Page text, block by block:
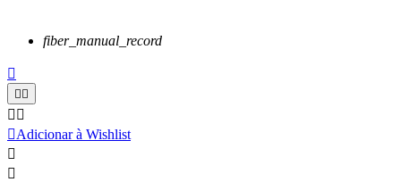
fiber_manual_record


 
Adicionar à Wishlist

